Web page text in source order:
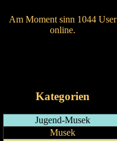
Am Moment sinn 1044 User
online.
Kategorien
Jugend-Musek
Musek